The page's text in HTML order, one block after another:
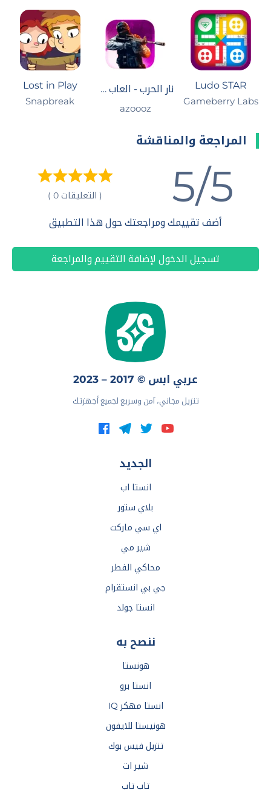
Ludo STAR
Gameberry Labs
نار الحرب - العاب حرب بدون نت
azoooz
Lost in Play
Snapbreak‏
المراجعة والمناقشة
5/5 ( التعليقات 0 )
أضف تقييمك ومراجعتك حول هذا التطبيق
تسجيل الدخول لإضافة التقييم والمراجعة
عربي ابس © 2017 – 2023
تنزيل مجاني، آمن وسريع لجميع أجهزتك
الجديد
انستا اب
بلاي ستور
اي سي ماركت
شير مي
محاكي الفطر
جي بي انستقرام
انستا جولد
ننصح به
هونستا
انستا برو
انستا مهكر IQ
هونيستا للايفون
تنزيل فيس بوك
شير ات
تاب تاب